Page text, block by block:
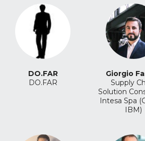
DO.FAR
DO.FAR
Giorgio
Supply
Solution
Intesa Spa
IBM)